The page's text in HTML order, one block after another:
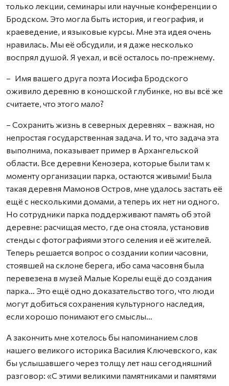
только лекции, семинары или научные конференции о
Бродском. Это могла быть история, и география, и
краеведение, и языковые курсы. Мне эта идея очень
нравилась. Мы её обсудили, и я даже несколько
воспрял душой. Я уехал, и всё осталось по‑прежнему.
– Имя вашего друга поэта Иосифа Бродского
оживило деревню в коношской глубинке, но вы всё же
считаете, что этого мало?
– Сохранить жизнь в северных деревнях – важная, но
непростая государственная задача. И то, что задача эта
выполнима, показывает пример в Архангельской
области. Все деревни Кенозера, которые были там к
моменту организации парка, остаются живыми! Была
такая деревня Мамонов Остров, мне удалось застать её
ещё с несколькими домами, а теперь их нет ни одного.
Но сотрудники парка поддерживают память об этой
деревне: расчищая место, где она стояла, установив
стенды с фотографиями этого селения и её жителей.
Теперь решается вопрос о создании копии часовни,
стоявшей на склоне берега, ибо сама часовня была
перевезена в музей Малые Корелы ещё до создания
парка… Это ещё одно доказательство того, что люди
могут добиться сохранения культурного наследия,
если хорошо понимают его смыслы…
А закончить мне хотелось бы напоминанием слов
нашего великого историка Василия Ключевского, как
бы услышавшего через толщу лет наш сегодняшний
разговор: «С этими великими памятниками и памятями